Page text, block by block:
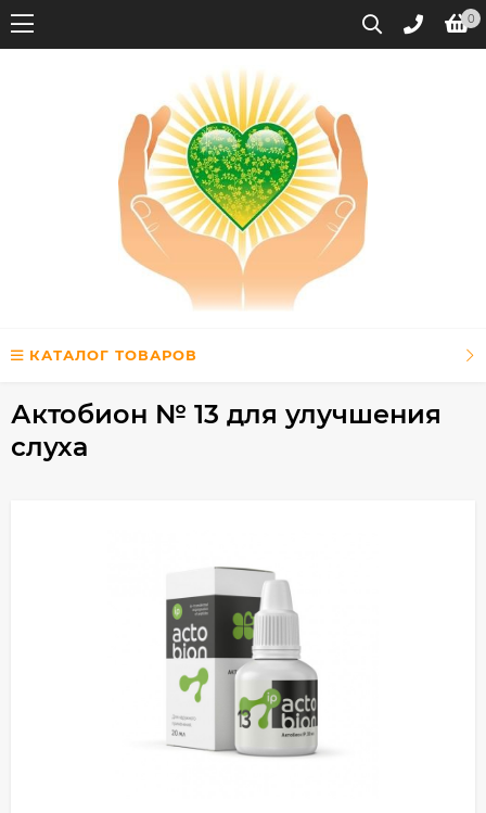
0
КАТАЛОГ ТОВАРОВ
Актобион № 13 для улучшения
слуха